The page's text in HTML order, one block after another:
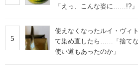
「えっ、こんな姿に……!?」
5
使えなくなったルイ・ヴィ
て染め直したら……「捨て
使い道もあったのか」